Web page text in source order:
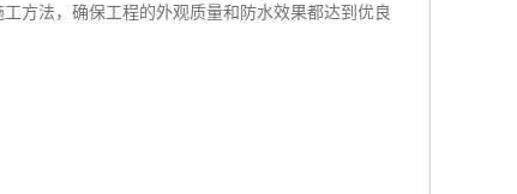
方法，确保工程的外观质量和防水效果都达到优良